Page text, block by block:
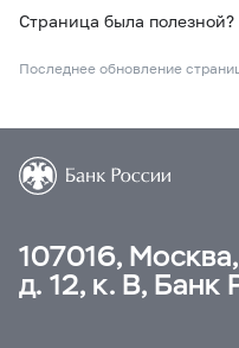
Страница была полезной?
Последнее обновление
107016,
д. 12, к. В, Банк